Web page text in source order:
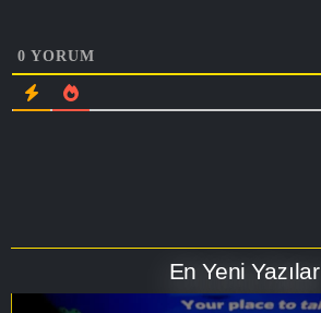
0 YORUM
En Yeni Yazılar